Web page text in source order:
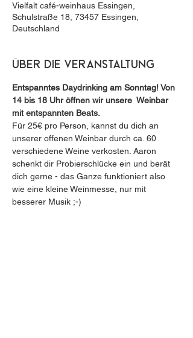
Vielfalt café-weinhaus Essingen,
Schulstraße 18, 73457 Essingen,
Deutschland
Über die Veranstaltung
Entspanntes Daydrinking am Sonntag! Von
14 bis 18 Uhr öffnen wir unsere  Weinbar
mit entspannten Beats.
Für 25€ pro Person, kannst du dich an
unserer offenen Weinbar durch ca. 60
verschiedene Weine verkosten. Aaron
schenkt dir Probierschlücke ein und berät
dich gerne - das Ganze funktioniert also
wie eine kleine Weinmesse, nur mit
besserer Musik ;-)